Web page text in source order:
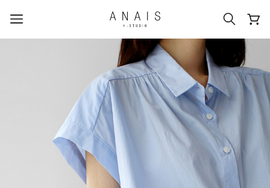
人気のクエリ
#신상5%할인 #아나이스 제작
#MD추천 #당일발송 #BEST OF BEST